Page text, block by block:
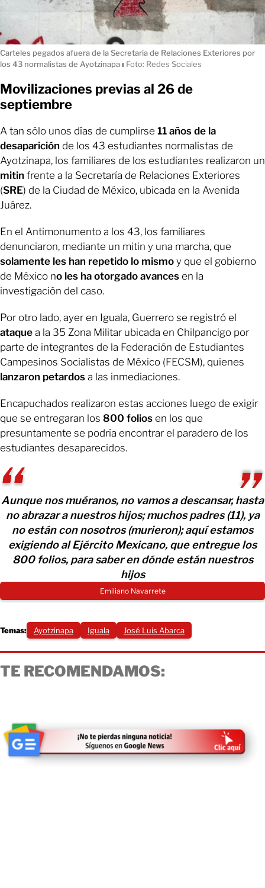
Carteles pegados afuera de la Secretaria de Relaciones Exteriores por
los 43 normalistas de Ayotzinapaı Foto: Redes Sociales
Movilizaciones previas al 26 de
septiembre
A tan sólo unos días de cumplirse 11 años de la
desaparición de los 43 estudiantes normalistas de
Ayotzinapa, los familiares de los estudiantes realizaron un
mitin frente a la Secretaría de Relaciones Exteriores
(SRE) de la Ciudad de México, ubicada en la Avenida
Juárez.
En el Antimonumento a los 43, los familiares
denunciaron, mediante un mitin y una marcha, que
solamente les han repetido lo mismo y que el gobierno
de México no les ha otorgado avances en la
investigación del caso.
Por otro lado, ayer en Iguala, Guerrero se registró el
ataque a la 35 Zona Militar ubicada en Chilpancigo por
parte de integrantes de la Federación de Estudiantes
Campesinos Socialistas de México (FECSM), quienes
lanzaron petardos a las inmediaciones.
Encapuchados realizaron estas acciones luego de exigir
que se entregaran los 800 folios en los que
presuntamente se podría encontrar el paradero de los
estudiantes desaparecidos.
Aunque nos muéranos, no vamos a descansar, hasta
no abrazar a nuestros hijos; muchos padres (11), ya
no están con nosotros (murieron); aquí estamos
exigiendo al Ejército Mexicano, que entregue los
800 folios, para saber en dónde están nuestros
hijos
Emiliano Navarrete
Temas: Ayotzinapa Iguala José Luis Abarca
TE RECOMENDAMOS: